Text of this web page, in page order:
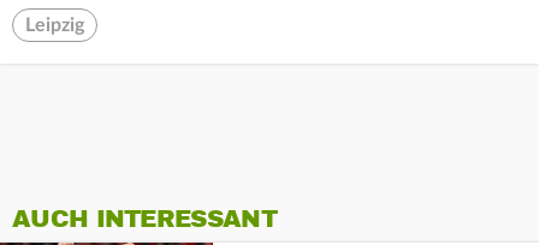
Leipzig
AUCH INTERESSANT